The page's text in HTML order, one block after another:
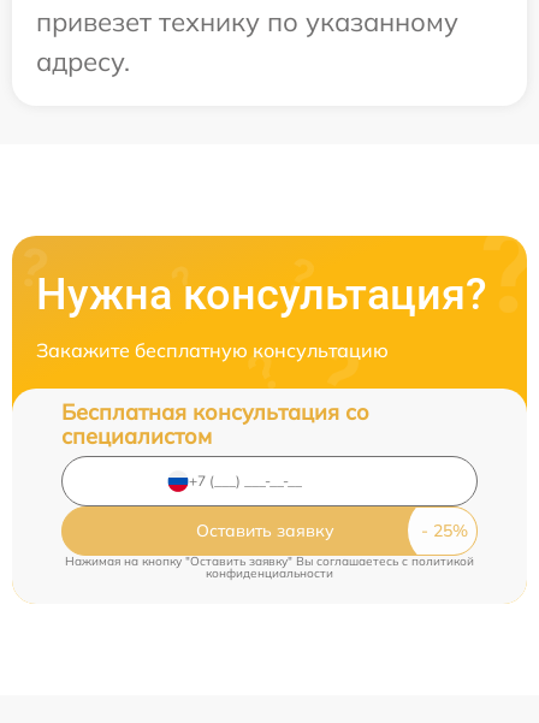
привезет технику по указанному
адресу.
Нужна консультация?
Закажите бесплатную консультацию
Бесплатная консультация со
специалистом
Оставить заявку
Нажимая на кнопку "Оставить заявку" Вы соглашаетесь cполитикой
конфиденциальности